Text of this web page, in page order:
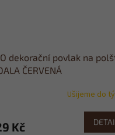
dekorační povlak na
ČERVENÁ
Ušijeme do
Kč